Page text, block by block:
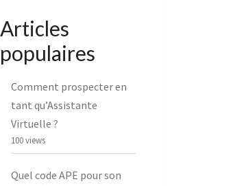
Articles
populaires
Comment prospecter en
tant qu’Assistante
Virtuelle ?
100 views
Quel code APE pour son